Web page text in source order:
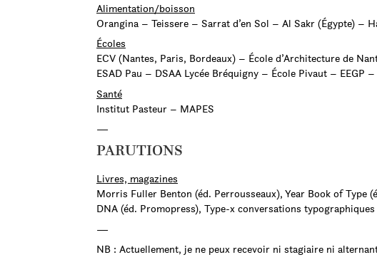
Alimentation/boisson
Orangina – Teissere – Sarrat d’en Sol – Al Sakr (Égypte) –
Écoles
ECV (Nantes, Paris, Bordeaux) – École d’Architecture de
ESAD Pau – DSAA Lycée Bréquigny – École Pivaut – EEGP
Santé
Institut Pasteur – MAPES
—
PARUTIONS
Livres, magazines
Morris Fuller Benton (éd. Perrousseaux), Year Book of Type
DNA (éd. Promopress), Type-x conversations
—
NB : Actuellement, je ne peux recevoir ni stagiaire ni